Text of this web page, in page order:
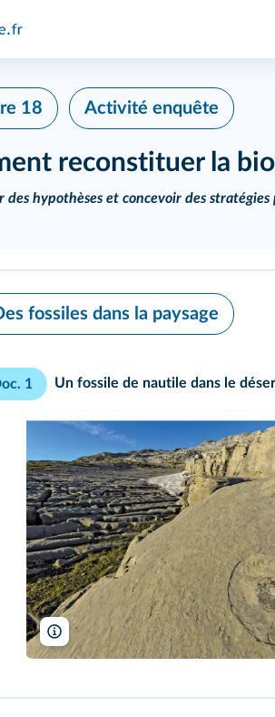
18 Activité enquête
reconstituer la
des hypothèses et concevoir des
fossiles dans la paysage
1 Un fossile de nautile dans le
Jean-Philippe Delobelle/Biosphoto